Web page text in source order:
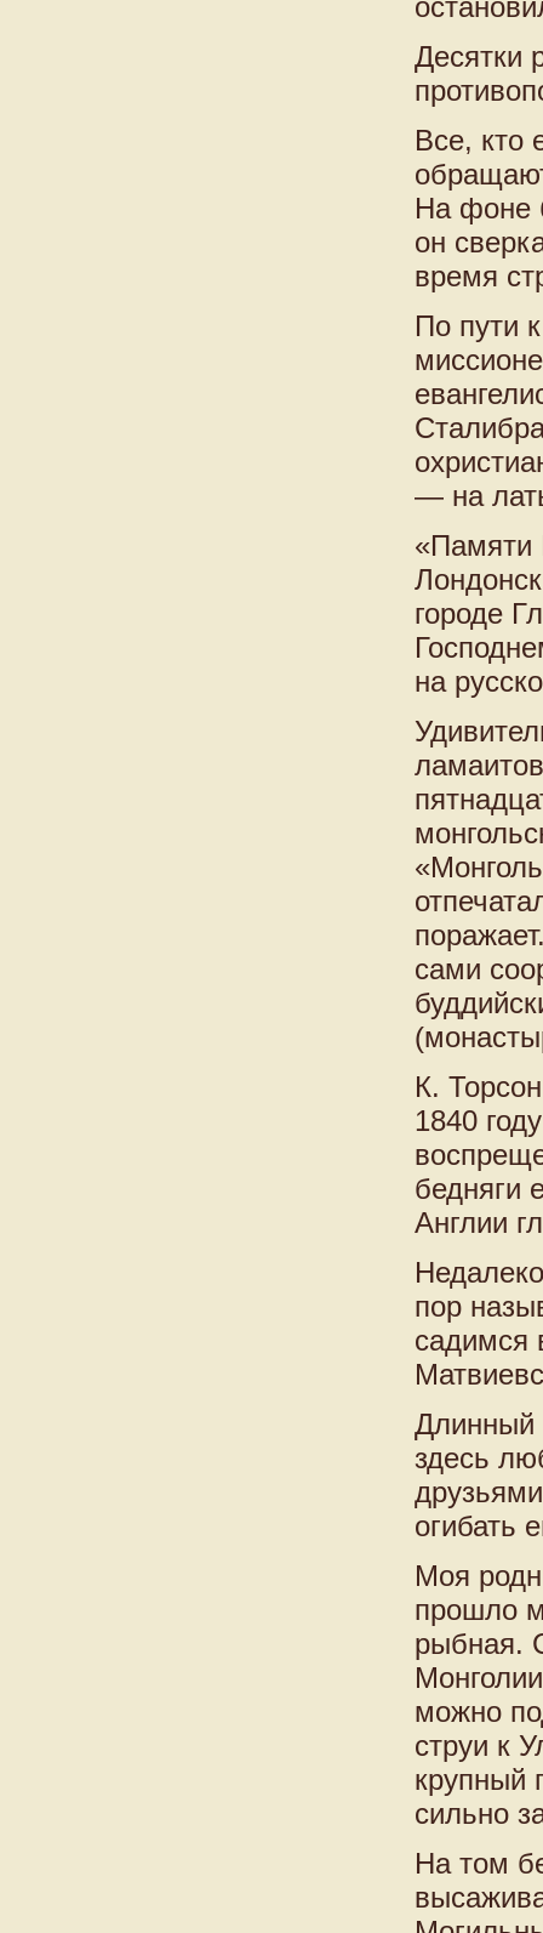
Десятки
Все, кто
На фоне
он
время
По пути
— на
«Памяти
городе
на
сами
К.
1840
бедняги
Англии
пор
садимся
Длинный
здесь
огибать
Моя
прошло
рыбная.
можно
струи к
крупный
сильно
На том